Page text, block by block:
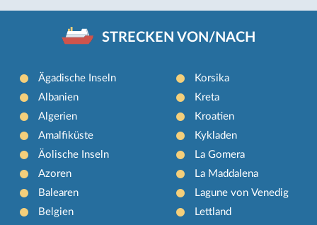
STRECKEN VON/NACH
Ägadische Inseln
Albanien
Algerien
Amalfiküste
Äolische Inseln
Azoren
Balearen
Belgien
Korsika
Kreta
Kroatien
Kykladen
La Gomera
La Maddalena
Lagune von Venedig
Lettland